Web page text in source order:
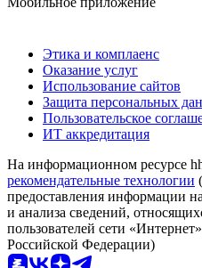
Этика и комплаенс
Оказание услуг
Использование сайтов
Защита персональных
Пользовательское
ИТ аккредитация
На информационном ресурсе
рекомендательные технологии
предоставления информации
и анализа сведений,
пользователей сети
Российской Федерации)